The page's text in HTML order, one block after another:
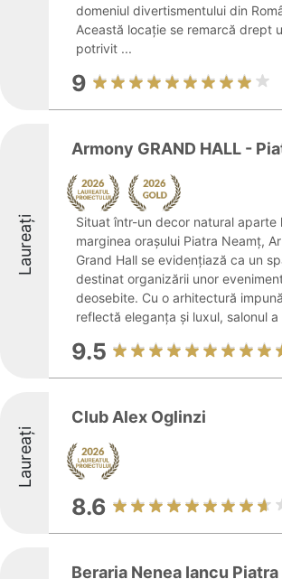
domeniul divertismentului din
Această locație se remarcă drept
potrivit ...
9
Laureați
Armony GRAND HALL -
Situat într-un decor natural aparte
marginea orașului Piatra Neamț,
Grand Hall se evidențiază ca un
destinat organizării unor
deosebite. Cu o arhitectură
reflectă eleganța și luxul, salonul a
9.5
Laureați
Club Alex Oglinzi
8.6
Beraria Nenea Iancu